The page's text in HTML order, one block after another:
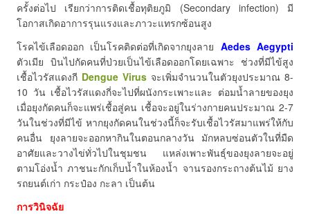
ครั้งต่อไป เรียกว่าการติดเชื้อทุติยภูมิ (Secondary infection) มี
โอกาสเกิดอาการรุนแรงและภาวะแทรกซ้อนสูง
โรคไข้เลือดออก เป็นโรคติดต่อที่เกิดจากยุงลาย Aedes Aegypti
ตัวเมีย บินไปกัดคนที่ป่วยเป็นไข้เลือดออกโดยเฉพาะ ช่วงที่มีไข้สูง
เชื้อไวรัสแดงกี Dengue Virus จะเพิ่มจำนวนในตัวยุงประมาณ 8-
10 วัน เชื้อไวรัสแดงกี่จะไปที่ผนังกระเพาะและ ต่อมน้ำลายของยุง
เมื่อยุงกัดคนก็จะแพร่เชื้อสู่คน เชื้อจะอยู่ในร่างกายคนประมาณ 2-7
วันในช่วงที่มีไข้ หากยุงกัดคนในช่วงนี้ก็จะรับเชื้อไวรัสมาแพร่ให้กับ
คนอื่น ยุงลายจะออกหากินในตอนกลางวัน มักหลบซ่อนตัวในที่มืด
อาศัยและวางไข่ทั่วไปในชุมชน แหล่งเพาะพันธุ์ของยุงลายจะอยู่
ตามโอ่งน้ำ ภาชนะกักเก็บน้ำในห้องน้ำ จานรองกระถางต้นไม้ ยาง
รถยนต์เก่า กระป๋อง กะลา เป็นต้น
การวินิจฉัย